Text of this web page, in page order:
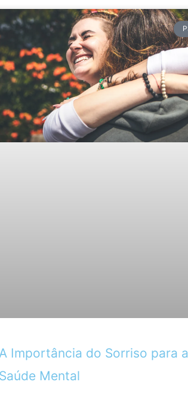
A Importância do Sorriso para a
Saúde Mental